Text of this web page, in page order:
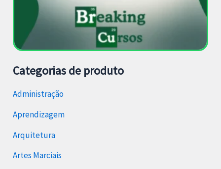
Categorias de produto
Administração
Aprendizagem
Arquitetura
Artes Marciais